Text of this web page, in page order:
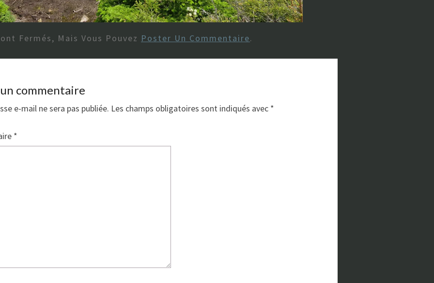
Fermés, Mais Vous Pouvez Poster Un Commentaire.
commentaire
e-mail ne sera pas publiée. Les champs obligatoires sont indiqués avec *
*